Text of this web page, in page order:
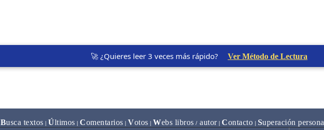
🚀 ¿Quieres leer 3 veces más rápido? Ver Método de Lectura
Busca textos Últimos |Comentarios Votos Webs libros / autor|Contacto Superación